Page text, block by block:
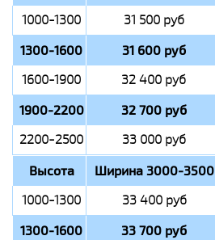
1000-1300 31 500 руб
1300-1600 31 600 руб
1600-1900 32 400 руб
1900-2200 32 700 руб
2200-2500 33 000 руб
Высота Ширина 3000-3500
1000-1300 33 400 руб
1300-1600 33 700 руб